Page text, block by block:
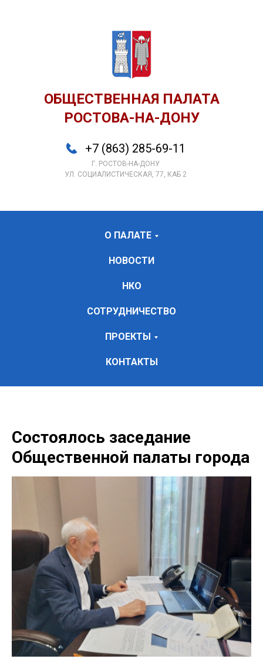
ОБЩЕСТВЕННАЯ ПАЛАТА
РОСТОВА-НА-ДОНУ
+7 (863) 285-69-11
Г. РОСТОВ-НА-ДОНУ
УЛ. СОЦИАЛИСТИЧЕСКАЯ, 77, КАБ 2
О ПАЛАТЕ
НОВОСТИ
НКО
СОТРУДНИЧЕСТВО
ПРОЕКТЫ
КОНТАКТЫ
Состоялось заседание
Общественной палаты города